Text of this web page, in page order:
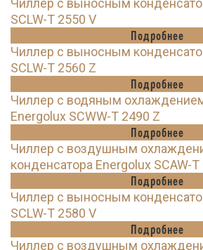
Чиллер с выносным
SCLW-T 2550 V
Подробнее
Чиллер с выносным
SCLW-T 2560 Z
Подробнее
Чиллер с водяным
Energolux SCWW-T 2490 Z
Подробнее
Чиллер с воздушным
конденсатора Energolux SCAW-T
Подробнее
Чиллер с выносным
SCLW-T 2580 V
Подробнее
Чиллер с воздушным